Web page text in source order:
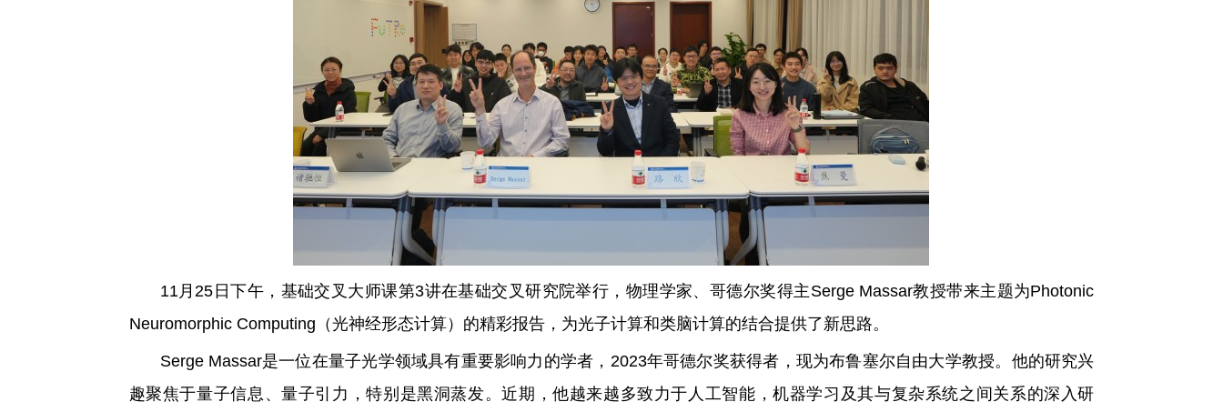
11月25日下午，基础交叉大师课第3讲在基础交叉研究院举行， 物理学家、哥德尔奖得主Serge Massar教授带来主题为Photonic
Neuromorphic Computing（光神经形态计算）的精彩报告，为光子计算和类脑计算的结合提供了新思路。
Serge Massar是一位在量子光学领域具有重要影响力的学者， 2023年哥德尔奖获得者， 现为布鲁塞尔自由大学教授。他的研究兴
趣聚焦于量子信息、量子引力，特别是黑洞蒸发。近期，他越来越多致力于人工智能，机器学习及其与复杂系统之间关系的深入研